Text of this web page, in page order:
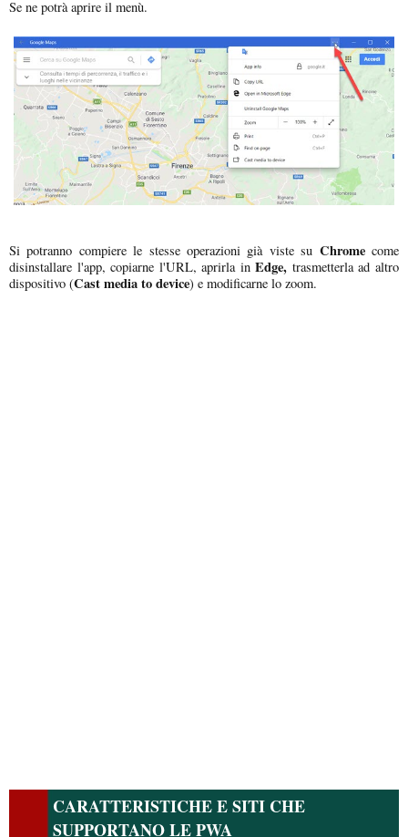
Se ne potrà aprire il menù.
Si potranno compiere le stesse operazioni già viste su Chromecome
disinstallare l'app, copiarne l'URL, aprirla inEdge, trasmetterla ad altro
dispositivo (Cast media to device) e modificarne lo zoom.
CARATTERISTICHE E SITI CHE
SUPPORTANO LE PWA